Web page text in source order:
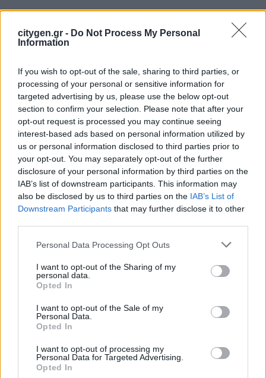
citygen.gr - Do Not Process My Personal
Information
If you wish to opt-out of the sale, sharing to third parties, or
processing of your personal or sensitive information for
targeted advertising by us, please use the below opt-out
section to confirm your selection. Please note that after your
opt-out request is processed you may continue seeing
interest-based ads based on personal information utilized by
us or personal information disclosed to third parties prior to
your opt-out. You may separately opt-out of the further
disclosure of your personal information by third parties on the
IAB’s list of downstream participants. This information may
also be disclosed by us to third parties on the IAB’s List of
Downstream Participants that may further disclose it to other
Personal Data Processing Opt Outs
I want to opt-out of the Sharing of my
personal data.
Opted In
I want to opt-out of the Sale of my
Personal Data.
Opted In
I want to opt-out of processing my
Personal Data for Targeted Advertising.
Opted In
στην ΕΠΟΜΕΑ Βιλίων
Ν. Χαρδαλιάς: «Με το Παρατηρητήριο Έργων η
Περιφέρεια αποκτά ένα πρωτοποριακό ψηφιακό
εργαλείο λογοδοσίας»
6 Αυγούστου 2026
Δήμος Αθηναίων: 43 σχολικές αυλές γίνονται πιο
πράσινες και πιο δροσερές
5 Αυγούστου 2026
Η FARIA Renewables προχώρησε στην ηλεκτροδότηση
του αιολικού πάρκου Faria Αίολος Λάρυμνα
ΥΠΕΝ: Διευρύνεται ο κατάλογος των
Προστατευόμενων Τοπίων σε 12
Newsletter Citygen.gr
Προστασίας, του ESG, του Green Business και των ΟΤΑ